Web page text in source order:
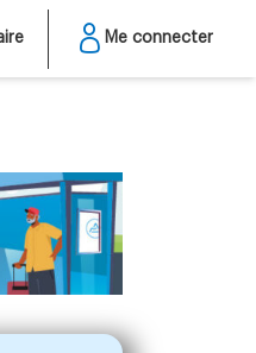
Me connecter